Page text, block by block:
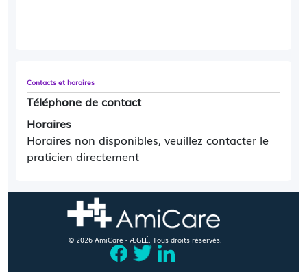
Contacts et horaires
Téléphone de contact
Horaires
Horaires non disponibles, veuillez contacter le
praticien directement
© 2026 AmiCare - ÆGLÉ. Tous droits réservés.